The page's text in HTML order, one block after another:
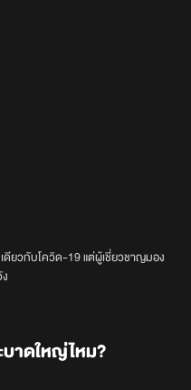
ดียวกับโควิด-19 แต่ผู้เชี่ยวชาญมอง
บาดใหญ่ไหม?